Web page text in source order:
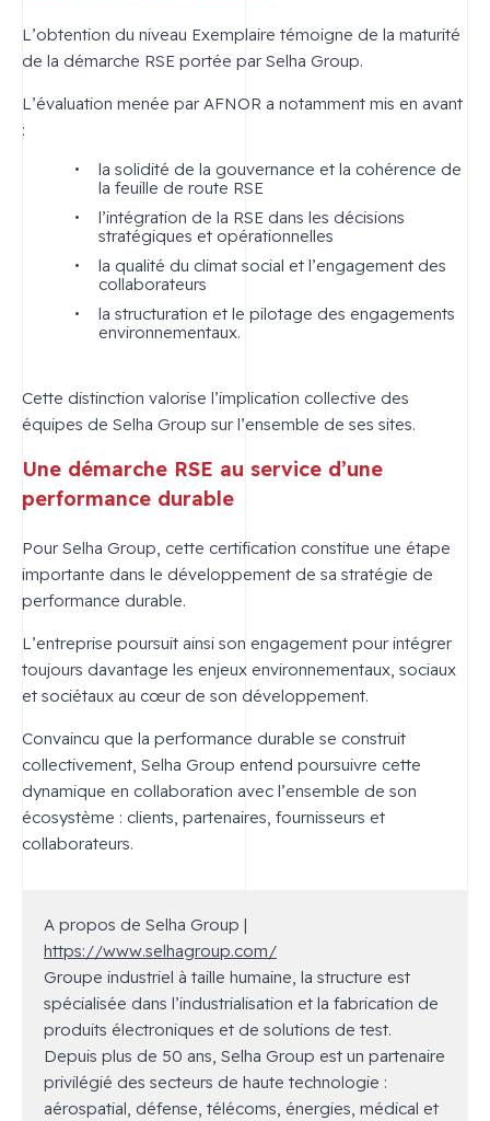
L’obtention du niveau Exemplaire témoigne de la maturité
de la démarche RSE portée par Selha Group.
L’évaluation menée par AFNOR a notamment mis en avant
:
la solidité de la gouvernance et la cohérence de
la feuille de route RSE
l’intégration de la RSE dans les décisions
stratégiques et opérationnelles
la qualité du climat social et l’engagement des
collaborateurs
la structuration et le pilotage des engagements
environnementaux.
Cette distinction valorise l’implication collective des
équipes de Selha Group sur l’ensemble de ses sites.
Une démarche RSE au service d’une
performance durable
Pour Selha Group, cette certification constitue une étape
importante dans le développement de sa stratégie de
performance durable.
L’entreprise poursuit ainsi son engagement pour intégrer
toujours davantage les enjeux environnementaux, sociaux
et sociétaux au cœur de son développement.
Convaincu que la performance durable se construit
collectivement, Selha Group entend poursuivre cette
dynamique en collaboration avec l’ensemble de son
écosystème : clients, partenaires, fournisseurs et
collaborateurs.
A propos de Selha Group |
https://www.selhagroup.com/
Groupe industriel à taille humaine, la structure est
spécialisée dans l’industrialisation et la fabrication de
produits électroniques et de solutions de test.
Depuis plus de 50 ans, Selha Group est un partenaire
privilégié des secteurs de haute technologie :
aérospatial, défense, télécoms, énergies, médical et